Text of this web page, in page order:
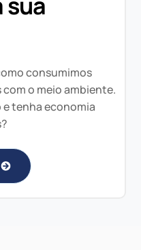
consumimos
o meio ambiente.
tenha economia